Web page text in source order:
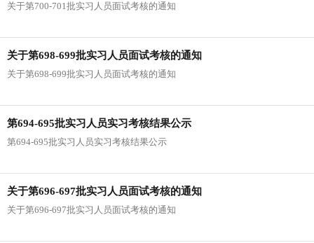
关于第700-701批实习人员面试考核的通知
关于第698-699批实习人员面试考核的通知
关于第698-699批实习人员面试考核的通知
第694-695批实习人员实习考核结果公示
第694-695批实习人员实习考核结果公示
关于第696-697批实习人员面试考核的通知
关于第696-697批实习人员面试考核的通知